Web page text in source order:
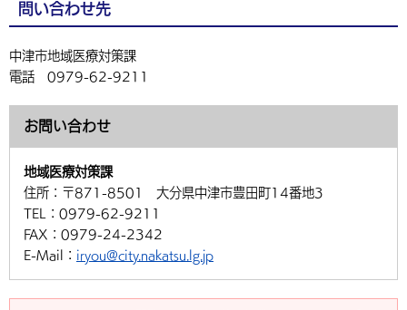
問い合わせ先
中津市地域医療対策課
電話 0979-62-9211
お問い合わせ
地域医療対策課
住所： 〒871-8501 大分県中津市豊田町14番地3
TEL： 0979-62-9211
FAX： 0979-24-2342
E-Mail： iryou@city.nakatsu.lg.jp